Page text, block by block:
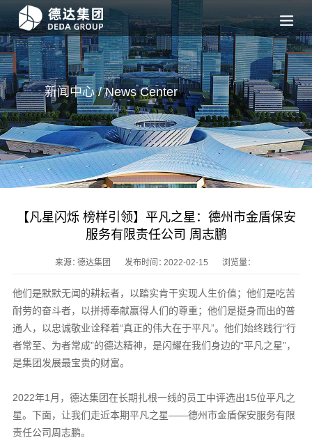
新闻中心 / NewsCenter
【凡星闪烁 榜样引领】平凡之星：德州市金盾保安
服务有限责任公司 周志鹏
来源：德达集团 发布时间：2022-02-15 浏览量：
他们是默默无闻的耕耘者，以踏实肯干实现人生价值；他们是吃苦
耐劳的奋斗者，以拼搏奉献赢得人们的尊重；他们是挺身而出的普
通人，以忠诚敬业诠释着“真正的伟大在于平凡”。他们始终践行“行
者常至、为者常成”的德达精神，是闪耀在我们身边的“平凡之星”，
是集团发展最宝贵的财富。
2022年1月，德达集团在长期扎根一线的员工中评选出15位平凡之
星。下面，让我们走近本期平凡之星——德州市金盾保安服务有限
责任公司周志鹏。